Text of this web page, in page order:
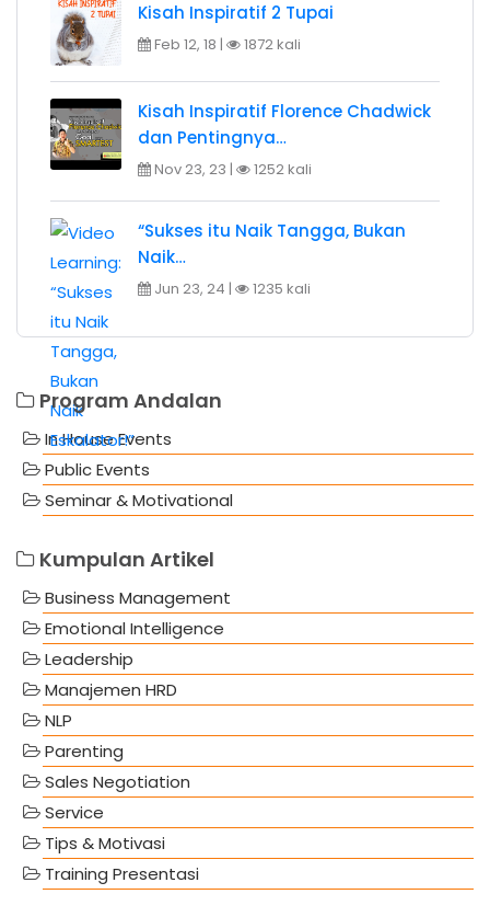
Kisah Inspiratif 2 Tupai
Feb 12, 18 | 1872 kali
Kisah Inspiratif Florence Chadwick
dan Pentingnya…
Nov 23, 23 | 1252 kali
“Sukses itu Naik Tangga, Bukan
Naik…
Jun 23, 24 | 1235 kali
Program Andalan
In House Events
Public Events
Seminar & Motivational
Kumpulan Artikel
Business Management
Emotional Intelligence
Leadership
Manajemen HRD
NLP
Parenting
Sales Negotiation
Service
Tips & Motivasi
Training Presentasi